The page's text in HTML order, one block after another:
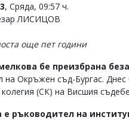
, Сряда, 09:57 ч.
ЛИСИЦОВ
още пет години
бе преизбрана
на Окръжен съд-Бургас.
(СК) на Висшия
е ръководител на